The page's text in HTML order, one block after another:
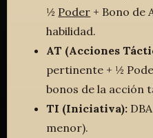
½ Poder + Bono de
habilidad.
AT (Acciones
pertinente + ½
bonos de la acción
TI (Iniciativa):
menor).